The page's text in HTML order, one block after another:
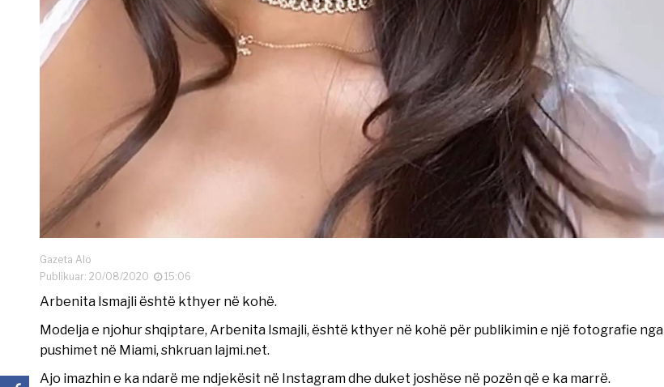
Gazeta Alo
Publikuar: 20/08/2020
15:06
Arbenita Ismajli është kthyer në kohë.
Modelja e njohur shqiptare, Arbenita Ismajli, është kthyer në kohë për publikimin e një fotografie nga
pushimet në Miami, shkruan lajmi.net.
Ajo imazhin e ka ndarë me ndjekësit në Instagram dhe duket joshëse në pozën që e ka marrë.